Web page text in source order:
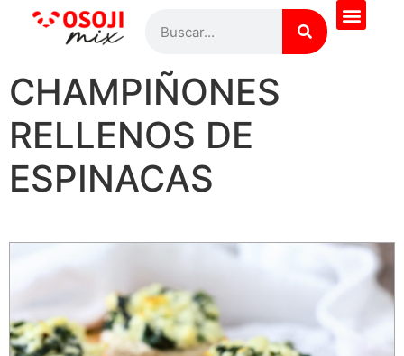
CHAMPIÑONES
RELLENOS DE
ESPINACAS